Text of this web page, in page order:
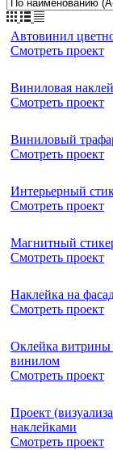
Автовинил
Смотреть проект
Виниловая
Смотреть проект
Виниловый
Смотреть проект
Интерьерный
Смотреть проект
Магнитный
Смотреть проект
Наклейка на
Смотреть проект
Оклейка витрины
винилом
Смотреть проект
Проект
наклейками
Смотреть проект